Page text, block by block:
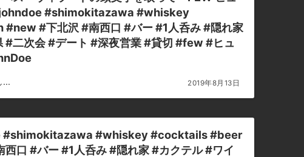
#shimokitazawa #whiskey
#下北沢 #南西口 #バー #1人呑み #隠れ家
二次会 #デート #深夜営業 #貸切 #few #ヒュ
... 2019年8月13日
#バー #1人呑み #隠れ家 #カクテル #ワイ